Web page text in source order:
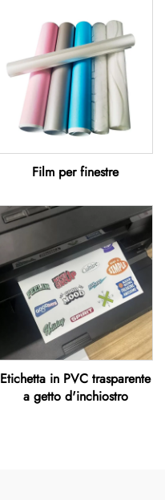
Film per finestre
Etichetta in PVC trasparente
a getto d'inchiostro